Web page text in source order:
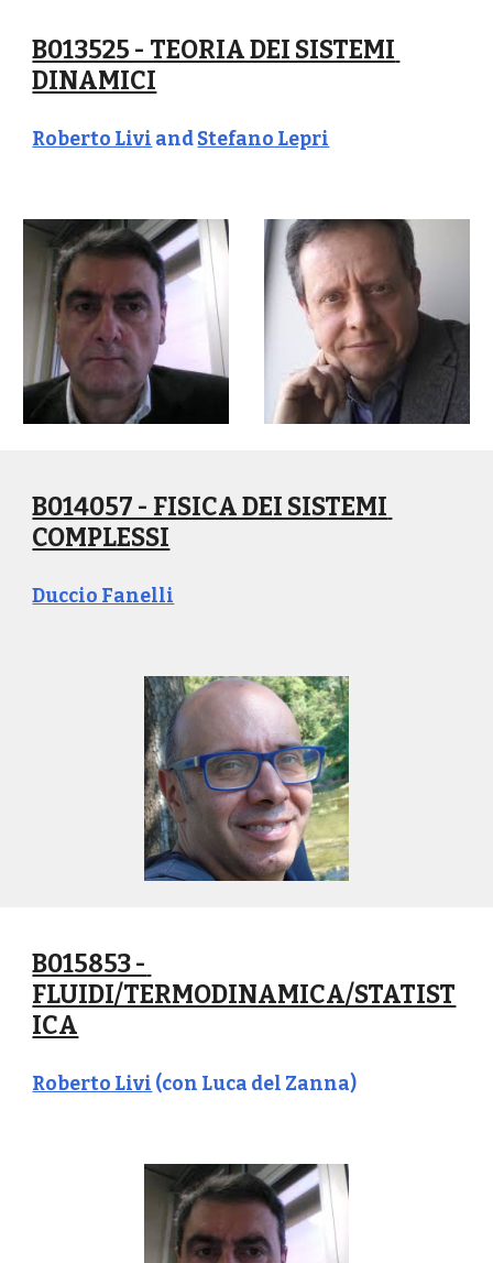
B013525 - TEORIA DEI SISTEMI
DINAMICI
Roberto Livi and Stefano Lepri
B014057 - FISICA DEI SISTEMI
COMPLESSI
Duccio Fanelli
B015853 -
FLUIDI/TERMODINAMICA/STATIST
ICA
Roberto Livi (con Luca del Zanna)